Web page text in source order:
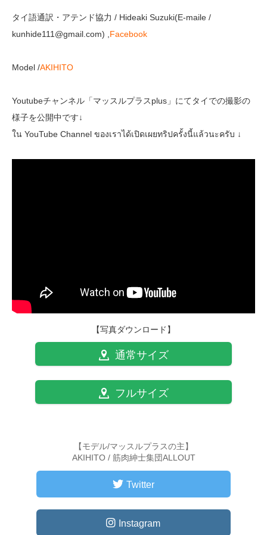
タイ語通訳・アテンド協力 / Hideaki Suzuki(E-maile /
kunhide111@gmail.com) , Facebook
Model /AKIHITO
Youtubeチャンネル「マッスルプラスplus」にてタイでの撮影の
様子を公開中です↓
ใน YouTube Channel ของเราได้เปิดเผยทริปครั้งนี้แล้วนะครับ ↓
【写真ダウンロード】
通常サイズ
フルサイズ
【モデル/マッスルプラスの主】
AKIHITO / 筋肉紳士集団ALLOUT
Twitter
Instagram